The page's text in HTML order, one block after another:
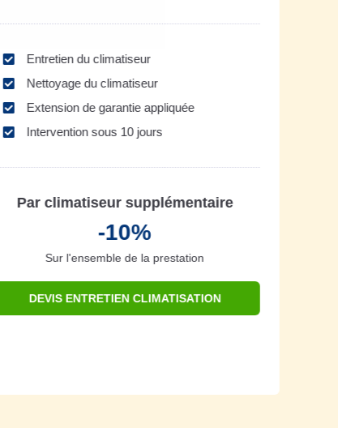
Entretien du climatiseur
Nettoyage du climatiseur
Extension de garantie appliquée
Intervention sous 10 jours
Par climatiseur supplémentaire
-10%
Sur l'ensemble de la prestation
DEVIS ENTRETIEN CLIMATISATION